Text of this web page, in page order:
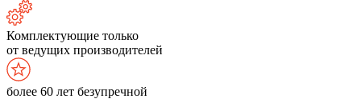
Комплектующие только
от ведущих производителей
более 60 лет безупречной